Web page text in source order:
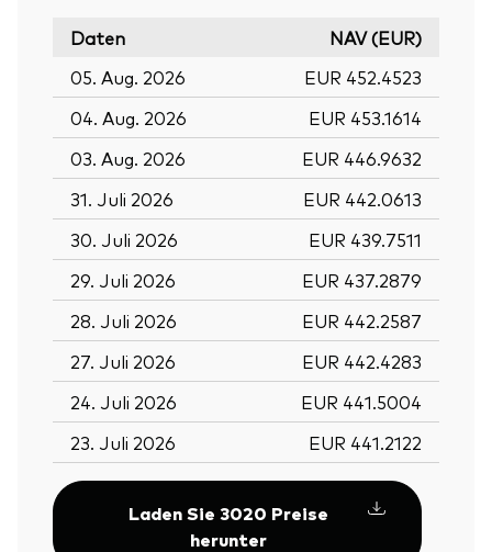
Daten
NAV (EUR)
05. Aug. 2026
EUR 452.4523
04. Aug. 2026
EUR 453.1614
03. Aug. 2026
EUR 446.9632
31. Juli 2026
EUR 442.0613
30. Juli 2026
EUR 439.7511
29. Juli 2026
EUR 437.2879
28. Juli 2026
EUR 442.2587
27. Juli 2026
EUR 442.4283
24. Juli 2026
EUR 441.5004
23. Juli 2026
EUR 441.2122
Laden Sie 3020 Preise
herunter